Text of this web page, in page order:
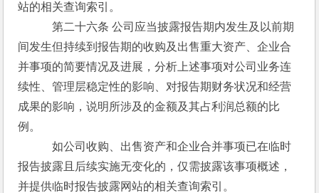
站的相关查询索引。
第二十六条 公司应当披露报告期内发生及以前期
间发生但持续到报告期的收购及出售重大资产、企业合
并事项的简要情况及进展，分析上述事项对公司业务连
续性、管理层稳定性的影响、对报告期财务状况和经营
成果的影响，说明所涉及的金额及其占利润总额的比
例。
如公司收购、出售资产和企业合并事项已在临时
报告披露且后续实施无变化的，仅需披露该事项概述，
并提供临时报告披露网站的相关查询索引。